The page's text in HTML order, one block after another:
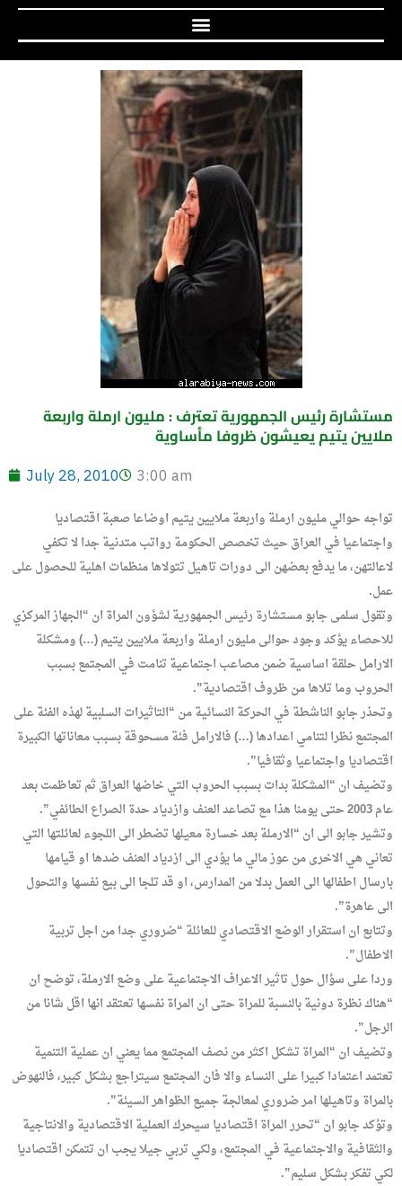
مستشارة رئيس الجمهورية تعترف : مليون ارملة واربعة
ملايين يتيم يعيشون ظروفا مأساوية
July 28, 2010
3:00 am
تواجه حوالي مليون ارملة واربعة ملايين يتيم اوضاعا صعبة اقتصاديا
واجتماعيا في العراق حيث تخصص الحكومة رواتب متدنية جدا لا تكفي
لاعالتهن، ما يدفع بعضهن الى دورات تاهيل تتولاها منظمات اهلية للحصول على
عمل.
وتقول سلمى جابو مستشارة رئيس الجمهورية لشؤون المراة ان “الجهاز المركزي
للاحصاء يؤكد وجود حوالى مليون ارملة واربعة ملايين يتيم (…) ومشكلة
الارامل حلقة اساسية ضمن مصاعب اجتماعية تنامت في المجتمع بسبب
الحروب وما تلاها من ظروف اقتصادية”.
وتحذر جابو الناشطة في الحركة النسائية من “التاثيرات السلبية لهذه الفئة على
المجتمع نظرا لتنامي اعدادها (…) فالارامل فئة مسحوقة بسبب معاناتها الكبيرة
اقتصاديا واجتماعيا وثقافيا”.
وتضيف ان “المشكلة بدات بسبب الحروب التي خاضها العراق ثم تعاظمت بعد
عام 2003 حتى يومنا هذا مع تصاعد العنف وازدياد حدة الصراع الطائفي”.
وتشير جابو الى ان “الارملة بعد خسارة معيلها تضطر الى اللجوء لعائلتها التي
تعاني هي الاخرى من عوز مالي ما يؤدي الى ازدياد العنف ضدها او قيامها
بارسال اطفالها الى العمل بدلا من المدارس، او قد تلجا الى بيع نفسها والتحول
الى عاهرة”.
وتتابع ان استقرار الوضع الاقتصادي للعائلة “ضروري جدا من اجل تربية
الاطفال”.
وردا على سؤال حول تاثير الاعراف الاجتماعية على وضع الارملة، توضح ان
“هناك نظرة دونية بالنسبة للمراة حتى ان المراة نفسها تعتقد انها اقل شانا من
الرجل”.
وتضيف ان “المراة تشكل اكثر من نصف المجتمع مما يعني ان عملية التنمية
تعتمد اعتمادا كبيرا على النساء والا فان المجتمع سيتراجع بشكل كبير، فالنهوض
بالمراة وتاهيلها امر ضروري لمعالجة جميع الظواهر السيئة”.
وتؤكد جابو ان “تحرر المراة اقتصاديا سيحرك العملية الاقتصادية والانتاجية
والثقافية والاجتماعية في المجتمع، ولكي تربي جيلا يجب ان تتمكن اقتصاديا
لكي تفكر بشكل سليم”.